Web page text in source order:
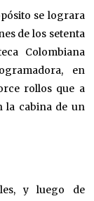
se lograra
de los setenta
Colombiana
en
rollos que a
la cabina de un
y luego de